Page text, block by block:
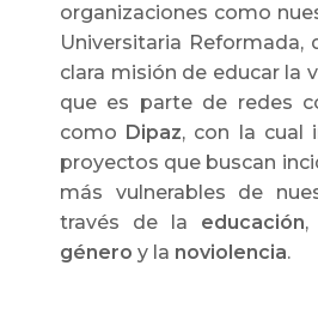
organizaciones como
Universitaria Reformada,
clara misión de educar la
que es parte de redes
como Dipaz, con la cual
proyectos que buscan
más vulnerables de
través de la educación,
género y la noviolencia.